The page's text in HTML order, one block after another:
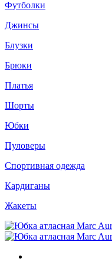
Футболки
Джинсы
Блузки
Брюки
Платья
Шорты
Юбки
Пуловеры
Спортивная одежда
Кардиганы
Жакеты